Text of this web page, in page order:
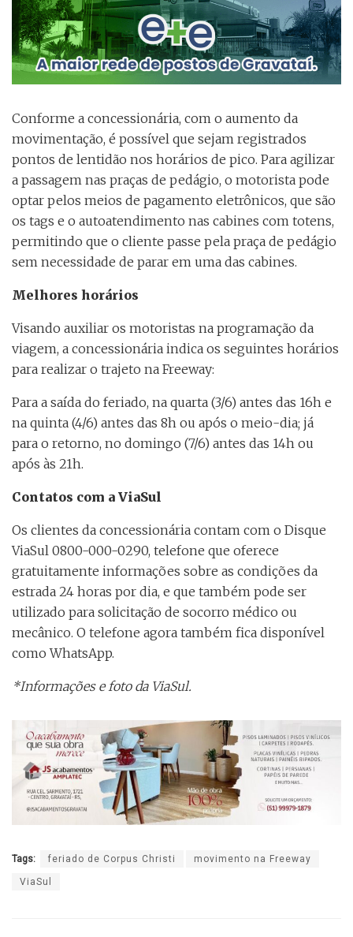
Conforme a concessionária, com o aumento da
movimentação, é possível que sejam registrados
pontos de lentidão nos horários de pico. Para agilizar
a passagem nas praças de pedágio, o motorista pode
optar pelos meios de pagamento eletrônicos, que são
os tags e o autoatendimento nas cabines com totens,
permitindo que o cliente passe pela praça de pedágio
sem necessidade de parar em uma das cabines.
Melhores horários
Visando auxiliar os motoristas na programação da
viagem, a concessionária indica os seguintes horários
para realizar o trajeto na Freeway:
Para a saída do feriado, na quarta (3/6) antes das 16h e
na quinta (4/6) antes das 8h ou após o meio-dia; já
para o retorno, no domingo (7/6) antes das 14h ou
após às 21h.
Contatos com a ViaSul
Os clientes da concessionária contam com o Disque
ViaSul 0800-000-0290, telefone que oferece
gratuitamente informações sobre as condições da
estrada 24 horas por dia, e que também pode ser
utilizado para solicitação de socorro médico ou
mecânico. O telefone agora também fica disponível
como WhatsApp.
*Informações e foto da ViaSul.
Tags: feriado de Corpus Christi movimento na Freeway
ViaSul